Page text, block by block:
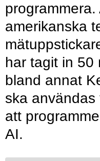
programmera.
amerikanska
har tagit in 50
bland annat
ska
att
AI.